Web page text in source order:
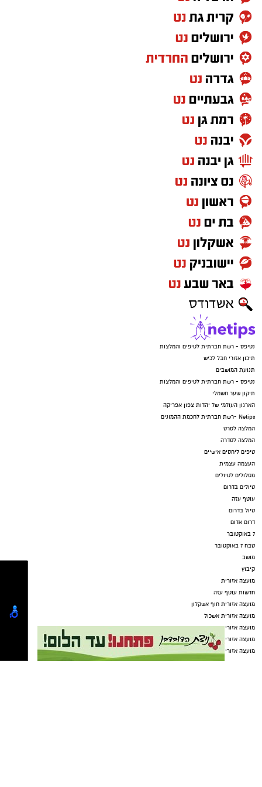
טילים בליסטיים מחוץ לאטמוספירה ובגובה רב.
מעת לעת מבוצעים ניסויים מבצעיים וטכנולוגיים
במערכת, כחלק מהמשך פיתוחה ושיפור כשירותה.
‏כדי לעקוב אחרי הערוץ יישובניק נט ב-WhatsApp:‏‏‏
יש לכם מידע חשוב שטרם נחשף? צילומים מאירוע
חדשותי? מצאתם טעות בכתבה? נשמח שתשתפו
אותנו
נטיפס - רשת חברתית לטיפים והמלצות
תיכון אזורי חבל לכיש
תנועת המושבים
נטיפס - רשת חברתית לטיפים והמלצות
תיקון שער חשמלי
הארגון העולמי של יהדות צפון אפריקה
Netips -רשת חברתית לחכמת ההמונים
המלצה לסרט
המלצה לסדרה
טיפים ליחסים אישיים
העצמה עצמית
מסלולים לטיולים
טיולים בדרום
עוטף עזה
טיול בדרום
דרום אדום
7 באוקטובר
טבח 7 באוקטובר
מושב
קיבוץ
מועצה אזורית
חדשות עוטף עזה
מועצה אזורית חוף אשקלון
מועצה אזורית אשכול
מועצה אזורית באר טוביה
מועצה אזורית לכיש
מועצה אזורית שער הנגב
מקומון אשדוד